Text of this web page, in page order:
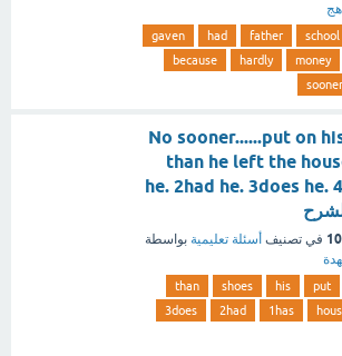
school
father
had
gaven
money
hardly
because
sooner
No sooner......put on
than he left the
he. 2had he. 3does he.
في تصنيف أسئلة تعليمية بواسطة
put
his
shoes
than
1has
2had
3does